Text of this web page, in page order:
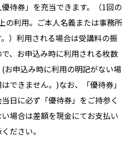
待券」を充当できます。（1回の
の利用。ご本人名義または事務所
）利用される場合は受講料の振
、お申込み時に利用される枚数
お申込み時に利用の明記がない場
できません。)なお、「優待券」
日に必ず「優待券」をご持参く
場合は差額を現金にてお支払い
ださい。